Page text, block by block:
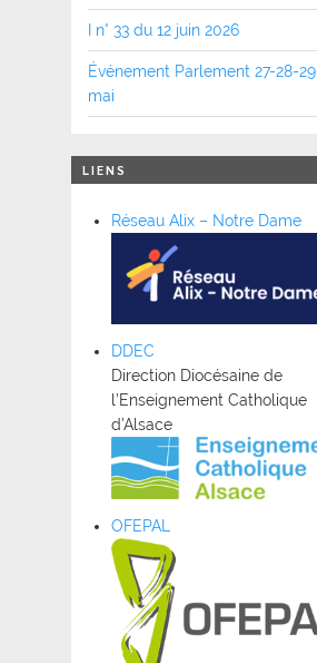
I n° 33 du 12 juin 2026
Événement Parlement 27-28-29
mai
LIENS
Réseau Alix – Notre Dame
DDEC
Direction Diocésaine de
l’Enseignement Catholique
d’Alsace
OFEPAL